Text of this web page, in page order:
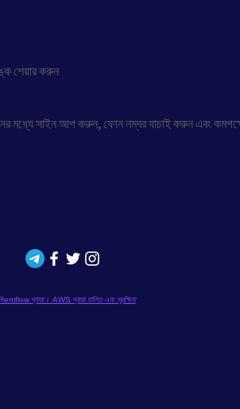
শেয়ার করুন
মধ্যে সাইন আপ করুন, ফোন নম্বর যাচাই করুন এবং
দ্বারা। AWS দ্বারা চালিত এবং সুরক্ষিত